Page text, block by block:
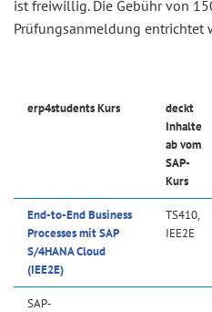
ist freiwillig. Die Gebühr von
Prüfungsanmeldung entrichtet
erp4students Kurs
deckt
Inhalte
ab vom
SAP-
Kurs
End-to-End Business
Processes mit SAP
S/4HANA Cloud
(IEE2E)
TS410,
IEE2E
SAP-